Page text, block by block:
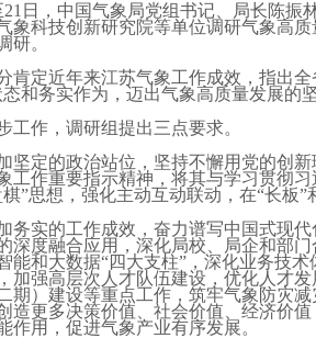
21日，中国气象局党组书记、局长陈
象科技创新研究院等单位调研气象高
研。
肯定近年来江苏气象工作成效，指出
和务实作为，迈出气象高质量发展的
工作，调研组提出三点要求。
坚定的政治站位，坚持不懈用党的创
工作重要指示精神，将其与学习贯彻
”思想，强化主动互动联动，在“长板”
务实的工作成效，奋力谱写中国式现
深度融合应用，深化局校、局企和部
能和大数据“四大支柱”，深化业务技
加强高层次人才队伍建设，优化人才
期）建设等重点工作，筑牢气象防灾
造更多决策价值、社会价值、经济价
作用，促进气象产业有序发展。